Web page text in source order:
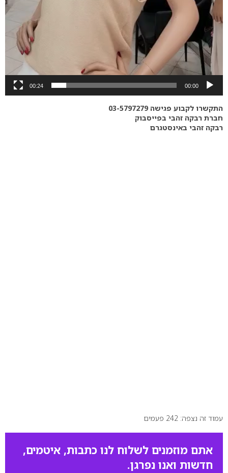
00:00
00:24
התקשרו לקבוע פגישה 03-5797279
חברת רבקה זהבי בפייסבוק
רבקה זהבי באינסטגרם
עמוד זה נצפה: 242 פעמים
אתם מוזמנים לשלוח לנו כתבות, איטמים,
חדשות ואנו נפרגן.